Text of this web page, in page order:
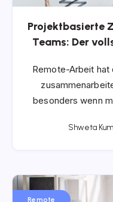
Projektbasierte
Teams: Der
Remote-Arbeit hat
besonders wenn
Shweta
Remote